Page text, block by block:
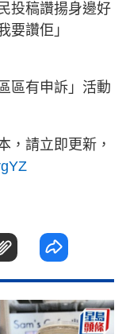
投稿讚揚身邊好
要讚佢」
區有申訴」活動
，請立即更新，